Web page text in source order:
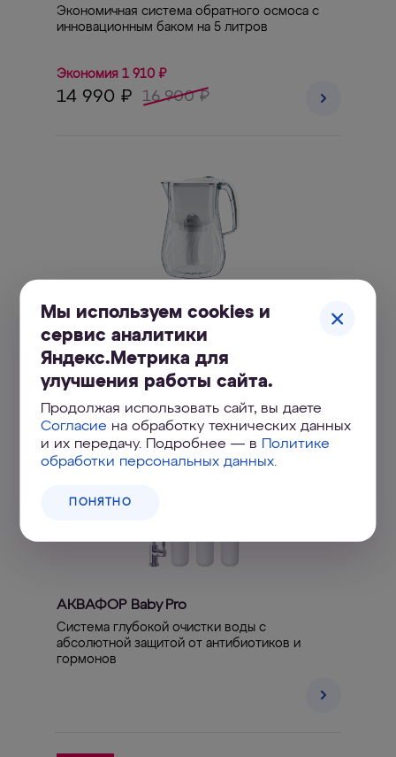
Экономичная система обратного осмоса с
инновационным баком на 5 литров
Экономия 1 910 ₽
14 990 ₽ 16 900 ₽
АКВАФОР Орлеан А5
Изящный небьющийся кувшин с увеличенным
ресурсом модуля и минерализацией магнием
АКВАФОР Baby Pro
Система глубокой очистки воды с
абсолютной защитой от антибиотиков и
гормонов
Мы используем cookies и
сервис аналитики
Яндекс.Метрика для
улучшения работы сайта.
Продолжая использовать сайт, вы даете
Согласие на обработку технических данных
и их передачу. Подробнее — в
Политике
обработки персональных данных.
ПОНЯТНО